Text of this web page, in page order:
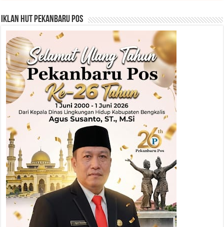
Iklan HUT Pekanbaru Pos